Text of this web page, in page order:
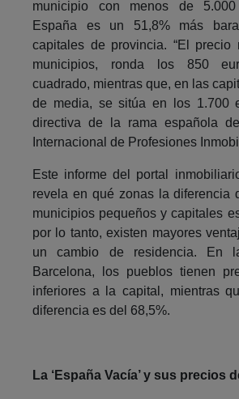
municipio con menos de
España es un 51,8% más
capitales de provincia. “El precio
municipios, ronda los 850
cuadrado, mientras que, en las
de media, se sitúa en los 1.700
directiva de la rama española
Internacional de Profesiones
Este informe del portal
revela en qué zonas la diferencia
municipios pequeños y capitales
por lo tanto, existen mayores
un cambio de residencia. En
Barcelona, los pueblos tienen
inferiores a la capital, mientras
diferencia es del 68,5%.
La ‘España Vacía’ y sus precios